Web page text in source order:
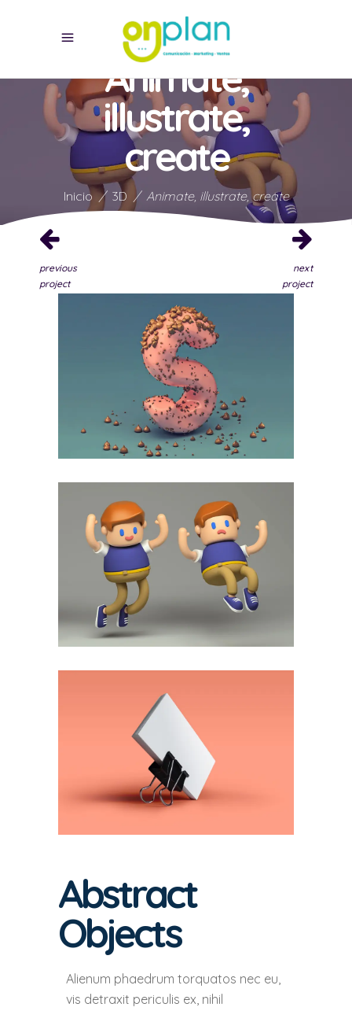
Animate,
illustrate,
create
Inicio / 3D / Animate, illustrate, create
Abstract
Objects
Alienum phaedrum torquatos nec eu,
vis detraxit periculis ex, nihil
previous
project
next
project